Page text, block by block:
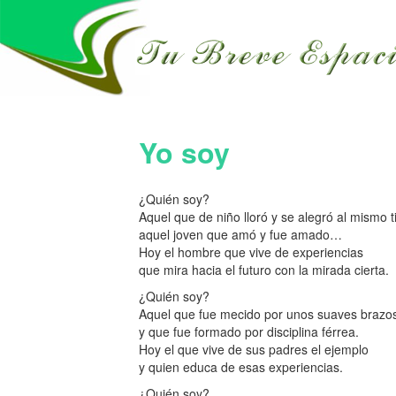
Yo soy
¿Quién soy?
Aquel que de niño lloró y se alegró al mismo
aquel joven que amó y fue amado…
Hoy el hombre que vive de experiencias
que mira hacia el futuro con la mirada cierta.
¿Quién soy?
Aquel que fue mecido por unos suaves
y que fue formado por disciplina férrea.
Hoy el que vive de sus padres el ejemplo
y quien educa de esas experiencias.